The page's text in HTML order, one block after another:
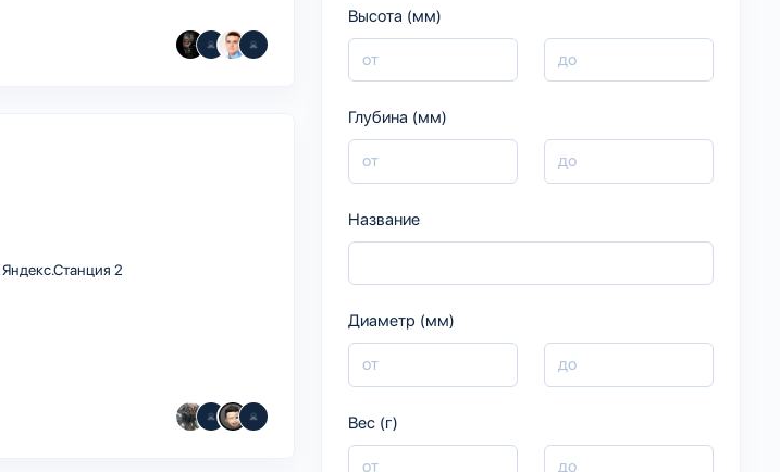
Яндекс.Станция 2
Высота (мм)
Глубина (мм)
Название
Диаметр (мм)
Вес (г)